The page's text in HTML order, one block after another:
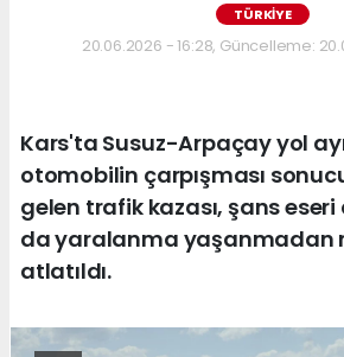
TÜRKİYE
20.06.2026 - 16:28, Güncelleme:
Kars'ta Susuz-Arpaçay yol
otomobilin çarpışması
gelen trafik kazası, şans eseri
da yaralanma yaşanmadan
atlatıldı.